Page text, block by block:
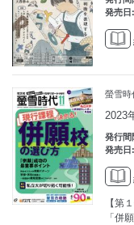
発売日
螢雪時
2023
発行間
発売日
【第
「併